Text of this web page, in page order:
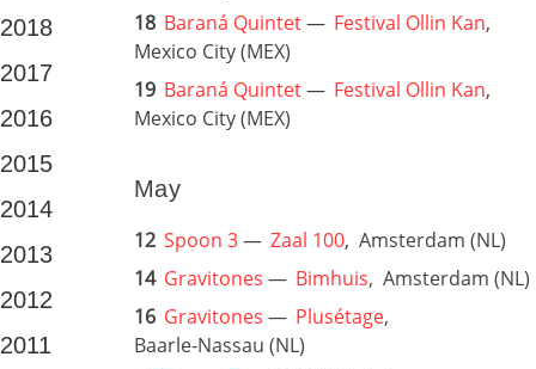
2018
2017
2016
2015
2014
2013
2012
2011
18 Baraná Quintet— Festival Ollin Kan,
Mexico City (MEX)
19 Baraná Quintet— Festival Ollin Kan,
Mexico City (MEX)
May
12 Spoon 3— Zaal 100, Amsterdam (NL)
14 Gravitones — Bimhuis, Amsterdam (NL)
16 Gravitones — Plusétage,
Baarle-Nassau (NL)